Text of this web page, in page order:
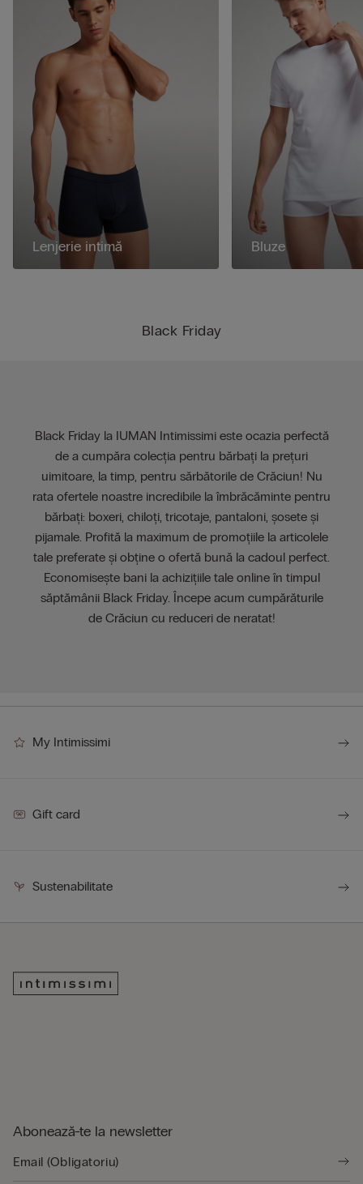
Black Friday
Black Friday la IUMAN Intimissimi este ocazia perfectă
de a cumpăra colecția pentru bărbați la prețuri
uimitoare, la timp, pentru sărbătorile de Crăciun! Nu
rata ofertele noastre incredibile la îmbrăcăminte pentru
bărbați: boxeri, chiloți, tricotaje, pantaloni, șosete și
pijamale. Profită la maximum de promoțiile la articolele
tale preferate și obține o ofertă bună la cadoul perfect.
Economisește bani la achizițiile tale online în timpul
săptămânii Black Friday. Începe acum cumpărăturile
de Crăciun cu reduceri de neratat!
Lenjerie intimă Bluze
My Intimissimi
Gift card
Sustenabilitate
Abonează-te la newsletter